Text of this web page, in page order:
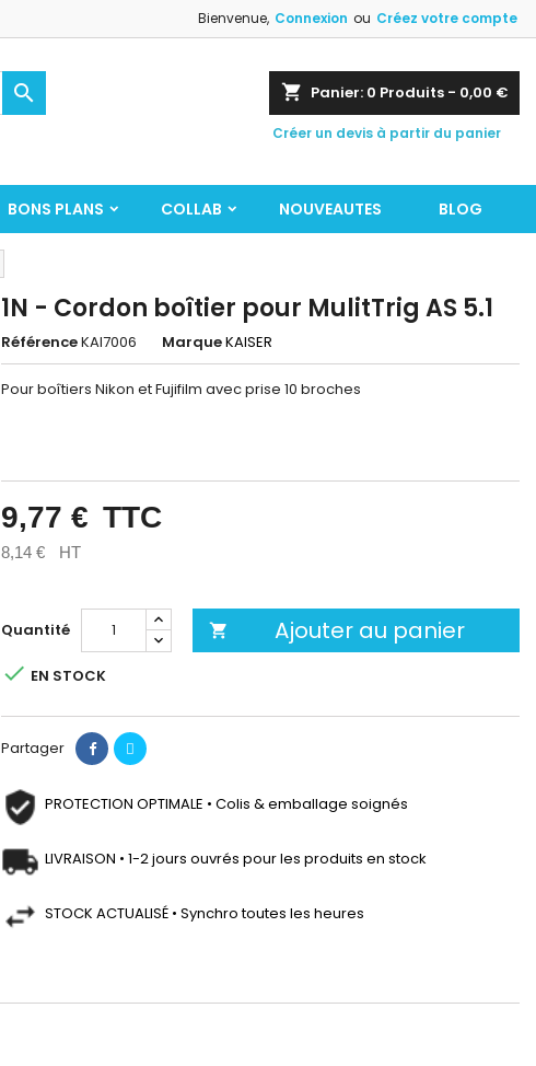
Bienvenue, Connexion ou Créez votre compte
shopping_cart Panier: 0 Produits - 0,00 €
Créer un devis à partir du panier

BONS PLANS COLLAB NOUVEAUTES BLOG
1N - Cordon boîtier pour MulitTrig AS 5.1
RéférenceKAI7006 MarqueKAISER
Pour boîtiers Nikon et Fujifilm avec prise 10 broches
9,77 € TTC
8,14 € HT
Quantité  Ajouter au panier
 EN STOCK
Partager
PROTECTION OPTIMALE • Colis & emballage soignés
LIVRAISON • 1-2 jours ouvrés pour les produits en stock
STOCK ACTUALISÉ • Synchro toutes les heures